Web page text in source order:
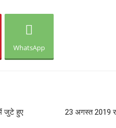
WhatsApp
जुटे हुए
23 अगस्त 2019